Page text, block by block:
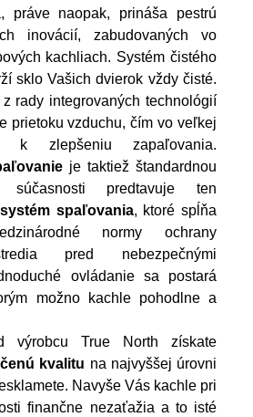
práve naopak, prináša pestrú
inovácií, zabudovaných vo
kachliach. Systém čistého
sklo Vašich dvierok vždy čisté.
rady integrovaných technológií
prietoku vzduchu, čím vo veľkej
k zlepšeniu zapaľovania.
je taktiež štandardnou
predtavuje ten
spaľovania, ktoré spĺňa
normy ochrany
pred nebezpečnými
ovládanie sa postará
možno kachle pohodlne a
výrobcu True North získate
kvalitu na najvyššej úrovni
Navyše Vás kachle pri
finančne nezaťažia a to isté